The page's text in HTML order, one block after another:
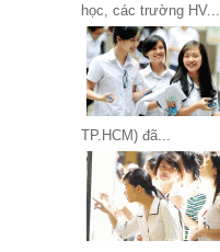
học, các trường HV...
TP.HCM) đã...